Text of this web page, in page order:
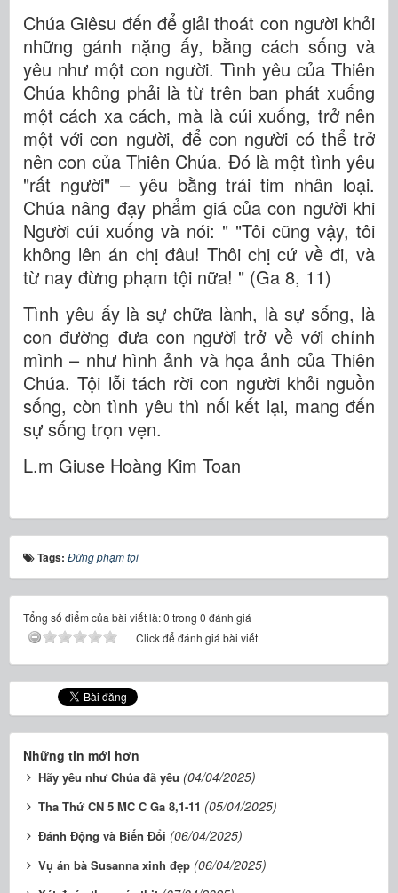
Chúa Giêsu đến để giải thoát con người khỏi
những gánh nặng ấy, bằng cách sống và
yêu như một con người. Tình yêu của Thiên
Chúa không phải là từ trên ban phát xuống
một cách xa cách, mà là cúi xuống, trở nên
một với con người, để con người có thể trở
nên con của Thiên Chúa. Đó là một tình yêu
"rất người" – yêu bằng trái tim nhân loại.
Chúa nâng đạy phẩm giá của con người khi
Người cúi xuống và nói: " "Tôi cũng vậy, tôi
không lên án chị đâu! Thôi chị cứ về đi, và
từ nay đừng phạm tội nữa! " (Ga 8, 11)
Tình yêu ấy là sự chữa lành, là sự sống, là
con đường đưa con người trở về với chính
mình – như hình ảnh và họa ảnh của Thiên
Chúa. Tội lỗi tách rời con người khỏi nguồn
sống, còn tình yêu thì nối kết lại, mang đến
sự sống trọn vẹn.
L.m Giuse Hoàng Kim Toan
Tags: Đừng phạm tội
Tổng số điểm của bài viết là: 0 trong 0 đánh giá
Click để đánh giá bài viết
Những tin mới hơn
Hãy yêu như Chúa đã yêu (04/04/2025)
Tha Thứ CN 5 MC C Ga 8,1-11 (05/04/2025)
Đánh Động và Biến Đổi (06/04/2025)
Vụ án bà Susanna xinh đẹp (06/04/2025)